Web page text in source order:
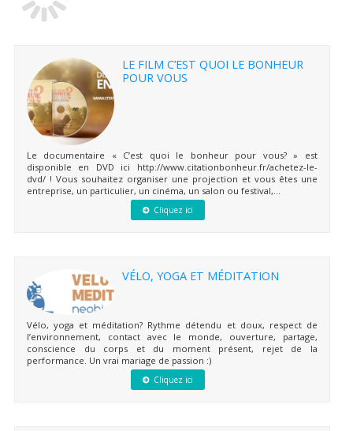
LE FILM C’EST QUOI LE BONHEUR
POUR VOUS
Le documentaire « C’est quoi le bonheur pour vous? » est
disponible en DVD ici http://www.citationbonheur.fr/achetez-le-
dvd/ ! Vous souhaitez organiser une projection et vous êtes une
entreprise, un particulier, un cinéma, un salon ou festival,...
Cliquez ici
VÉLO, YOGA ET MÉDITATION
Vélo, yoga et méditation? Rythme détendu et doux, respect de
l’environnement, contact avec le monde, ouverture, partage,
conscience du corps et du moment présent, rejet de la
performance. Un vrai mariage de passion :)
Cliquez ici